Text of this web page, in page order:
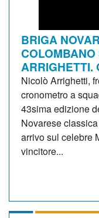
BRIGA
ARRIGHETTI.
Nicolò Arrighetti,
cronometro a
43sima edizione
Novarese
arrivo sul celebre
vincitore...